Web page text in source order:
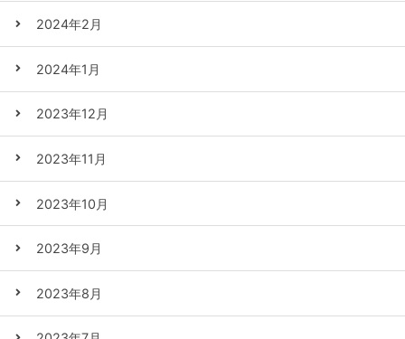
2024年2月
2024年1月
2023年12月
2023年11月
2023年10月
2023年9月
2023年8月